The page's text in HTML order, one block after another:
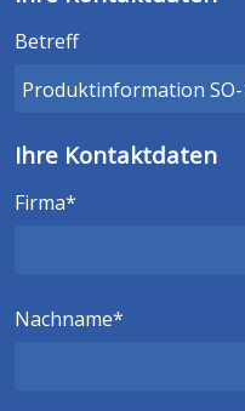
Betreff
Ihre Kontaktdaten
Firma
Nachname